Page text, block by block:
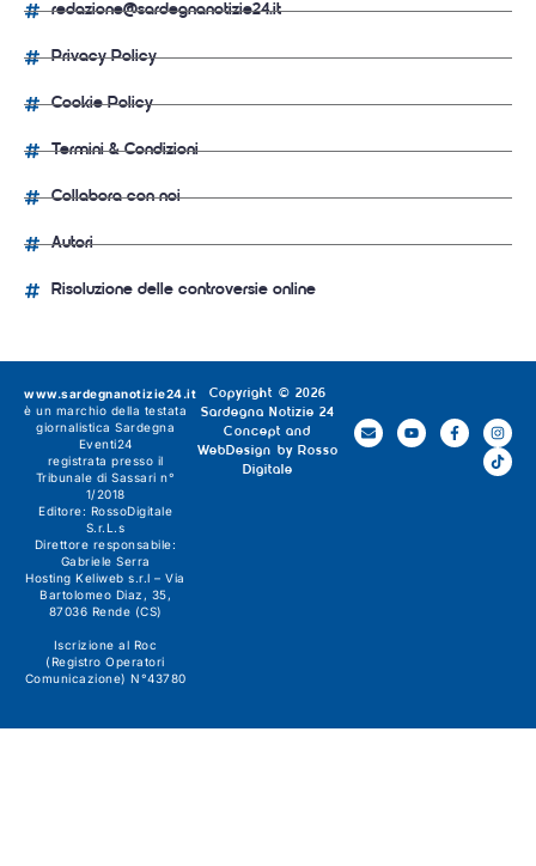
redazione@sardegnanotizie24.it
Privacy Policy
Cookie Policy
Termini & Condizioni
Collabora con noi
Autori
Risoluzione delle controversie online
Copyright © 2026
Sardegna Notizie 24
Concept and
WebDesign by Rosso
Digitale
www.sardegnanotizie24.it
è un marchio della testata
giornalistica Sardegna
Eventi24
registrata presso il
Tribunale di Sassari n°
1/2018
Editore: RossoDigitale
S.r.L.s
Direttore responsabile:
Gabriele Serra
Hosting Keliweb s.r.l – Via
Bartolomeo Diaz, 35,
87036 Rende (CS)
Iscrizione al Roc
(Registro Operatori
Comunicazione) N°43780